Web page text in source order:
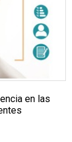
en las